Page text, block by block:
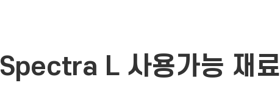
Spectra L 사용가능 재료